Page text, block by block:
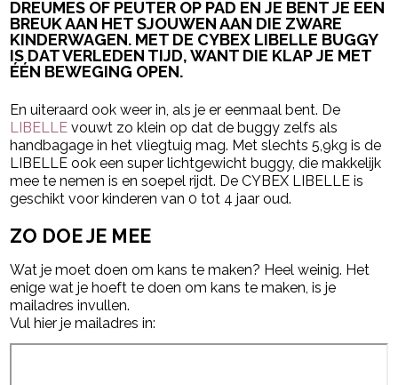
DREUMES OF PEUTER OP PAD EN JE BENT JE EEN
BREUK AAN HET SJOUWEN AAN DIE ZWARE
KINDERWAGEN. MET DE CYBEX LIBELLE BUGGY
IS DAT VERLEDEN TIJD, WANT DIE KLAP JE MET
ÉÉN BEWEGING OPEN.
En uiteraard ook weer in, als je er eenmaal bent. De
LIBELLE vouwt zo klein op dat debuggy zelfs als
handbagage in het vliegtuig mag. Met slechts 5,9kg is de
LIBELLE ook een super lichtgewichtbuggy, die makkelijk
mee te nemen is en soepel rijdt. De CYBEX LIBELLE is
geschikt voor kinderen van 0 tot 4 jaar oud.
ZO DOE JE MEE
Wat je moet doen om kans te maken? Heel weinig. Het
enige wat je hoeft te doen om kans te maken, is je
mailadres invullen.
Vul hier je mailadres in: